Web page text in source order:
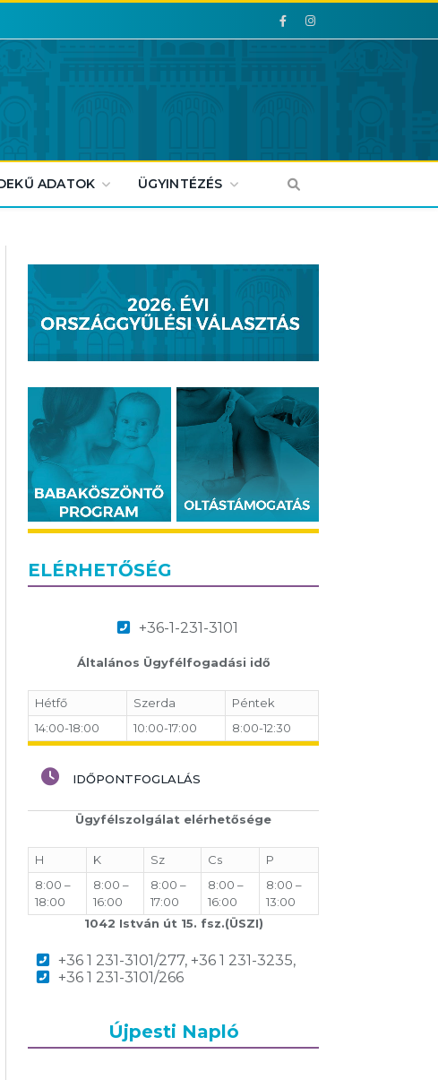
Facebook
Facebook
ADATOK ÜGYINTÉZÉS
ELÉRHETŐSÉG
+36-1-231-3101
Általános Ügyfélfogadási idő
Hétfő Szerda
Péntek
14:00-18:00
10:00-17:00 8:00-12:30
IDŐPONTFOGLALÁS
Ügyfélszolgálat elérhetősége
H K Sz Cs
P
8:00 –
18:00
8:00 –
16:00
8:00 –
17:00
8:00 –
16:00
8:00 –
13:00
1042 István út 15. fsz.(ÜSZI)
+36 1 231-3101/277, +36 1 231-3235,
+36 1 231-3101/266
Újpesti Napló